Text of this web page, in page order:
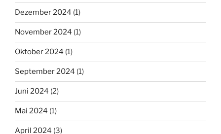
Dezember 2024 (1)
November 2024 (1)
Oktober 2024 (1)
September 2024 (1)
Juni 2024 (2)
Mai 2024 (1)
April 2024 (3)